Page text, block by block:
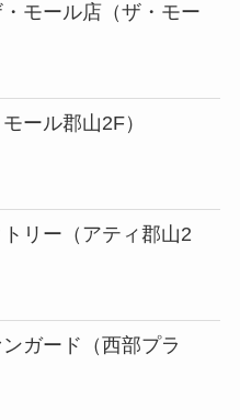
モール店（ザ・モー
ール郡山2F）
リー（アティ郡山2
ガード（西部プラ